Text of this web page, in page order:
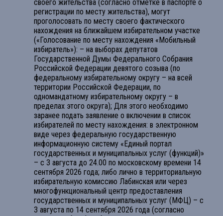
своего жительства (согласно отметке в паспорте о
регистрации по месту жительства), могут
проголосовать по месту своего фактического
нахождения на ближайшем избирательном участке
(«Голосование по месту нахождения «Мобильный
избиратель»): – на выборах депутатов
Государственной Думы Федерального Собрания
Российской Федерации девятого созыва (по
федеральному избирательному округу – на всей
территории Российской Федерации, по
одномандатному избирательному округу – в
пределах этого округа); Для этого необходимо
заранее подать заявление о включении в список
избирателей по месту нахождения: в электронном
виде через федеральную государственную
информационную систему «Единый портал
государственных и муниципальных услуг (функций)»
– с 3 августа до 24.00 по московскому времени 14
сентября 2026 года; либо лично в территориальную
избирательную комиссию Лабинская или через
многофункциональный центр предоставления
государственных и муниципальных услуг (МФЦ) – с
3 августа по 14 сентября 2026 года (согласно